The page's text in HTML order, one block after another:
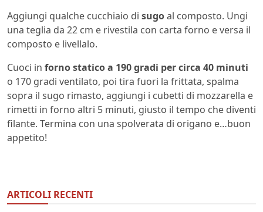
Aggiungi qualche cucchiaio di sugoal composto. Ungi
una teglia da 22 cm e rivestila con carta forno e versa il
composto e livellalo.
Cuoci in forno statico a 190 gradi per circa 40 minuti
o 170 gradi ventilato, poi tira fuori la frittata, spalma
sopra il sugo rimasto, aggiungi i cubetti di mozzarella e
rimetti in forno altri 5 minuti, giusto il tempo che diventi
filante. Termina con una spolverata di origano e…buon
appetito!
ARTICOLI RECENTI